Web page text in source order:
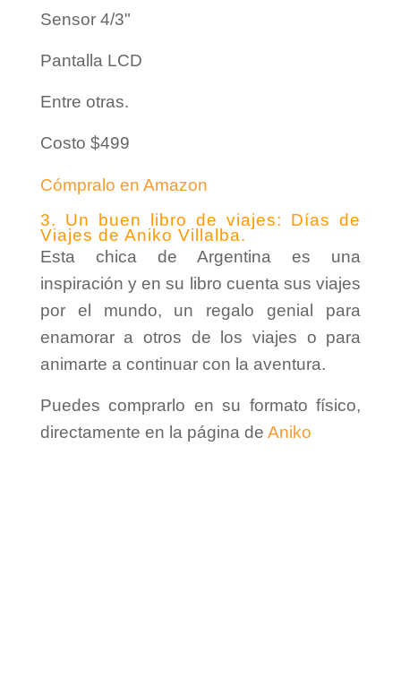
Sensor 4/3"
Pantalla LCD
Entre otras.
Costo $499
Cómpralo en Amazon
3. Un buen libro de viajes: Días de
Viajes de Aniko Villalba.
Esta chica de Argentina es una
inspiración y en su libro cuenta sus viajes
por el mundo, un regalo genial para
enamorar a otros de los viajes o para
animarte a continuar con la aventura.
Puedes comprarlo en su formato físico,
directamente en la página de Aniko